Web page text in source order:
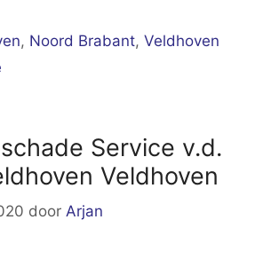
, Noord Brabant,Veldhoven
Service v.d.
Veldhoven
door Arjan